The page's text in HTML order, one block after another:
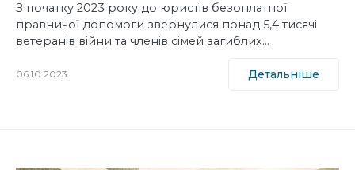
З початку 2023 року до юристів безоплатної
правничої допомоги звернулися понад 5,4 тисячі
ветеранів війни та членів сімей загиблих…
06.10.2023 Детальніше